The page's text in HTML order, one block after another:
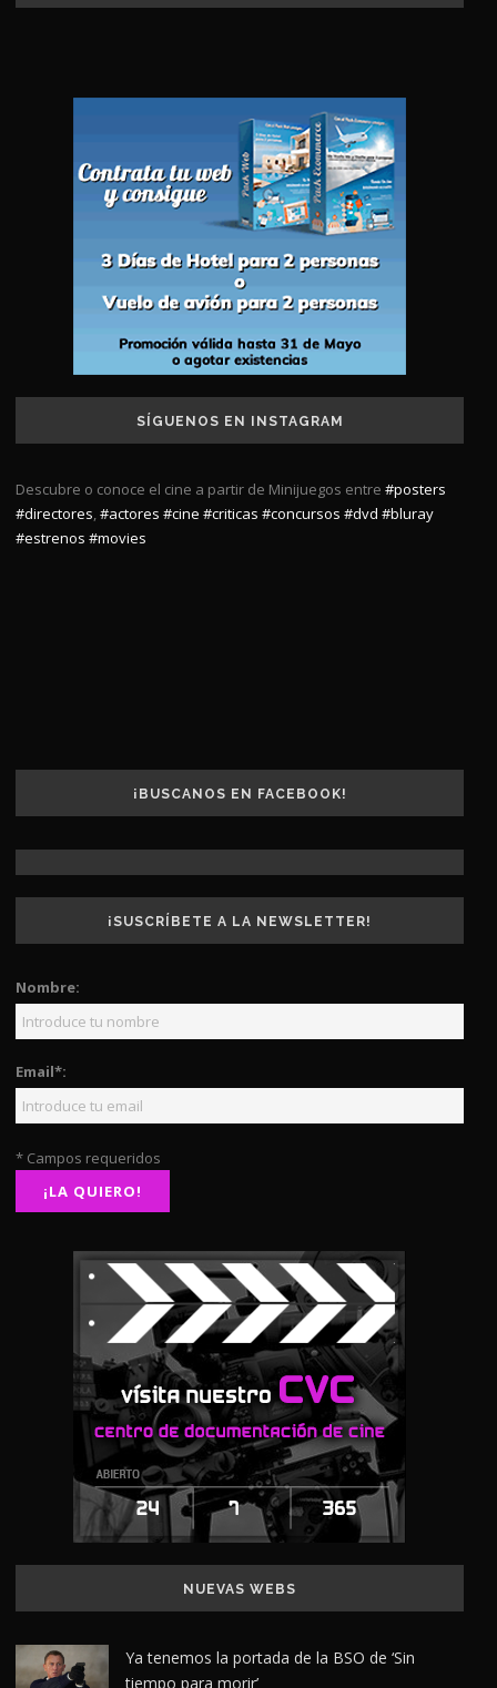
SÍGUENOS EN INSTAGRAM
Descubre o conoce el cine a partir de Minijuegos entre #posters
#directores,#actores #cine #criticas #concursos #dvd #bluray
#estrenos #movies
¡BUSCANOS EN FACEBOOK!
¡SUSCRÍBETE A LA NEWSLETTER!
Nombre:
Email*:
* Campos requeridos
NUEVAS WEBS
Ya tenemos la portada de la BSO de ‘Sin
tiempo para morir’